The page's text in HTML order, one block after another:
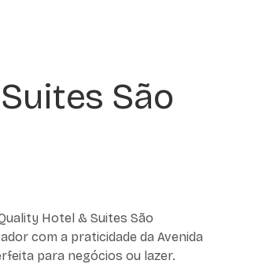
São
Hotel & Suites São
com a praticidade da Avenida
para negócios ou lazer.